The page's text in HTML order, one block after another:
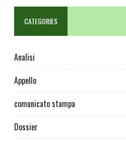
CATEGORIES
Analisi
Appello
comunicato stampa
Dossier